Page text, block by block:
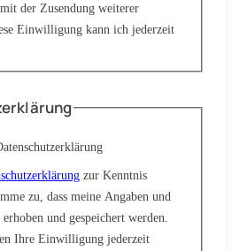
der Zusendung weiterer
Einwilligung kann ich jederzeit
zur Kenntnis
zu, dass meine Angaben und
und gespeichert werden.
Ihre Einwilligung jederzeit